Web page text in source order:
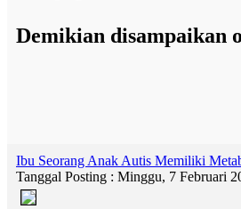
Demikian disampaikan
Ibu Seorang Anak Autis Memiliki
Tanggal Posting : Minggu, 7 Februari